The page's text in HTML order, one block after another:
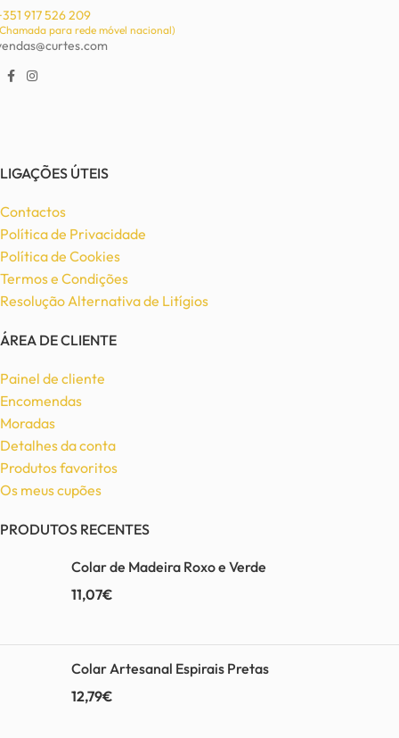
917 526 209
para rede móvel nacional)
LIGAÇÕES ÚTEIS
Contactos
Política de Privacidade
Política de Cookies
Termos e Condições
Resolução Alternativa de Litígios
ÁREA DE CLIENTE
Painel de cliente
Encomendas
Moradas
Detalhes da conta
Produtos favoritos
Os meus cupões
PRODUTOS RECENTES
Colar de Madeira Roxo e Verde
11,07€
Colar Artesanal Espirais Pretas
12,79€